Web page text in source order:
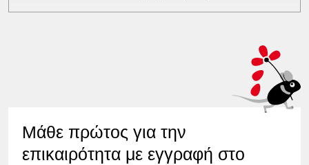
Μάθε πρώτος για την
επικαιρότητα με εγγραφή στο